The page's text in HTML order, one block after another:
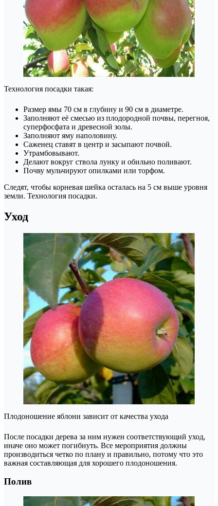
Технология посадки такая:
Размер ямы 70 см в глубину и 90 см в диаметре.
Заполняют её смесью из плодородной почвы, перегноя,
суперфосфата и древесной золы.
Заполняют яму наполовину.
Саженец ставят в центр и засыпают почвой.
Утрамбовывают.
Делают вокруг ствола лунку и обильно поливают.
Почву мульчируют опилками или торфом.
Следят, чтобы корневая шейка осталась на 5 см выше уровня
земли. Технология посадки.
Уход
Плодоношение яблони зависит от качества ухода
После посадки дерева за ним нужен соответствующий уход,
иначе оно может погибнуть. Все мероприятия должны
производиться четко по плану и правильно, потому что это
важная составляющая для хорошего плодоношения.
Полив